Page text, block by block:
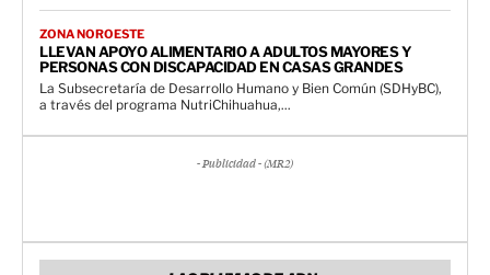
ZONA NOROESTE
LLEVAN APOYO ALIMENTARIO A ADULTOS MAYORES Y
PERSONAS CON DISCAPACIDAD EN CASAS GRANDES
La Subsecretaría de Desarrollo Humano y Bien Común (SDHyBC),
a través del programa NutriChihuahua,...
- Publicidad - (MR2)